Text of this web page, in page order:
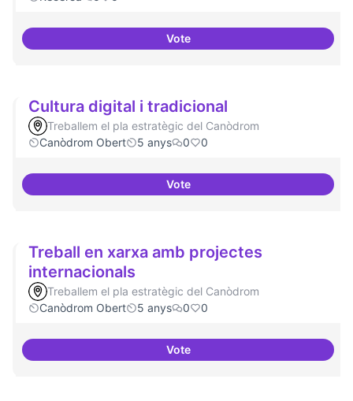
VoteModel exportable - guifinet a
Cultura digital i tradicional
Treballem el pla estratègic del Canòdrom
Canòdrom Obert
5 anys 0 0
VoteCultura digital i tradicional
Treball en xarxa amb projectes
internacionals
Treballem el pla estratègic del Canòdrom
Canòdrom Obert
5 anys 0 0
VoteTreball en xarxa amb projectes